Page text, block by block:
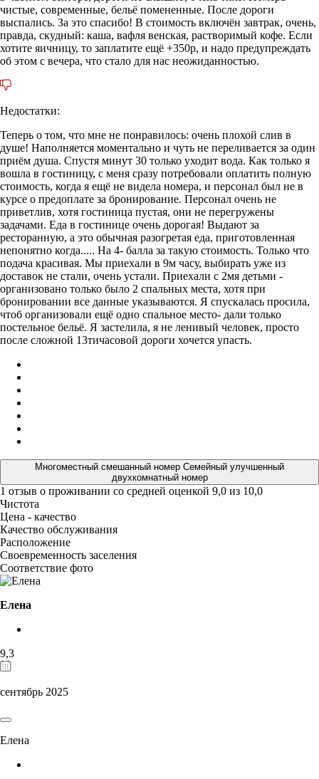
чистые, современные, бельё помененные. После дороги
выспались. За это спасибо! В стоимость включён завтрак, очень,
правда, скудный: каша, вафля венская, растворимый кофе. Если
хотите яичницу, то заплатите ещё +350р, и надо предупреждать
об этом с вечера, что стало для нас неожиданностью.
Недостатки:
Теперь о том, что мне не понравилось: очень плохой слив в
душе! Наполняется моментально и чуть не переливается за один
приём душа. Спустя минут 30 только уходит вода. Как только я
вошла в гостиницу, с меня сразу потребовали оплатить полную
стоимость, когда я ещё не видела номера, и персонал был не в
курсе о предоплате за бронирование. Персонал очень не
приветлив, хотя гостиница пустая, они не перегружены
задачами. Еда в гостинице очень дорогая! Выдают за
ресторанную, а это обычная разогретая еда, приготовленная
непонятно когда..... На 4- балла за такую стоимость. Только что
подача красивая. Мы приехали в 9м часу, выбирать уже из
доставок не стали, очень устали. Приехали с 2мя детьми -
организовано только было 2 спальных места, хотя при
бронировании все данные указываются. Я спускалась просила,
чтоб организовали ещё одно спальное место- дали только
постельное бельё. Я застелила, я не ленивый человек, просто
после сложной 13тичасовой дороги хочется упасть.
Многоместный смешанный номер Семейный улучшенный
двухкомнатный номер
1 отзыв о проживании со средней оценкой 9,0 из 10,0
Чистота
Цена - качество
Качество обслуживания
Расположение
Своевременность заселения
Соответствие фото
Елена
9,3
сентябрь 2025
Елена